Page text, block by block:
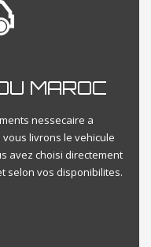
MAROC
nessecaire a
livrons le vehicule
avez choisi directement
selon vos disponibilites.